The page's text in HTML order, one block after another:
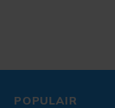
POPULAIR